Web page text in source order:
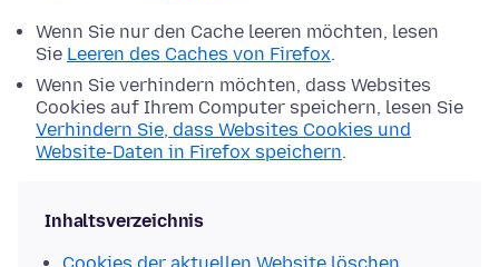
Wenn Sie nur den Cache leeren möchten, lesen
Sie Leeren des Caches von Firefox.
Wenn Sie verhindern möchten, dass Websites
Cookies auf Ihrem Computer speichern, lesen Sie
Verhindern Sie, dass Websites Cookies und
Website-Daten in Firefox speichern.
Inhaltsverzeichnis